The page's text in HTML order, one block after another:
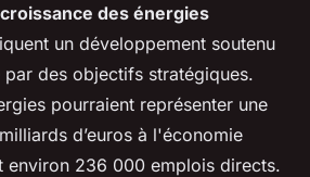
des énergies
un développement soutenu
par des objectifs stratégiques.
pourraient représenter une
d’euros à l'économie
environ 236 000 emplois directs.